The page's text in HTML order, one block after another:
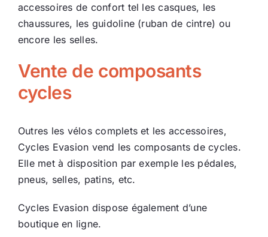
accessoires de confort tel les casques, les
chaussures, les guidoline (ruban de cintre) ou
encore les selles.
Vente de composants
cycles
Outres les vélos complets et les accessoires,
Cycles Evasion vend les composants de cycles.
Elle met à disposition par exemple les pédales,
pneus, selles, patins, etc.
Cycles Evasion dispose également d’une
boutique en ligne.